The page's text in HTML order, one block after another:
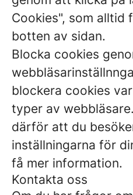
Cookies", som alltid
botten av sidan.
Blocka cookies
blockera cookies
typer av
därför att du
inställningarna för
få mer information.
Kontakta oss